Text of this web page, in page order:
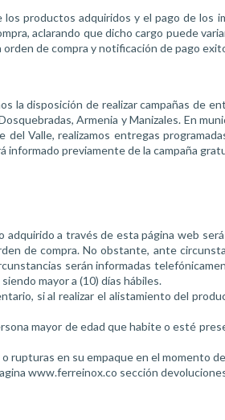
productos adquiridos y el pago de
aclarando que dicho cargo puede
de compra y notificación de pago
la disposición de realizar campañas de
Armenia y Manizales. En
Valle, realizamos entregas
informado previamente de la campaña
a través de esta página web
de compra. No obstante, ante
serán informadas
mayor a (10) días hábiles.
si al realizar el alistamiento del
mayor de edad que habite o esté
rupturas en su empaque en el momento
www.ferreinox.co sección